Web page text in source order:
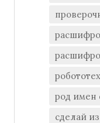
род имен
сделай